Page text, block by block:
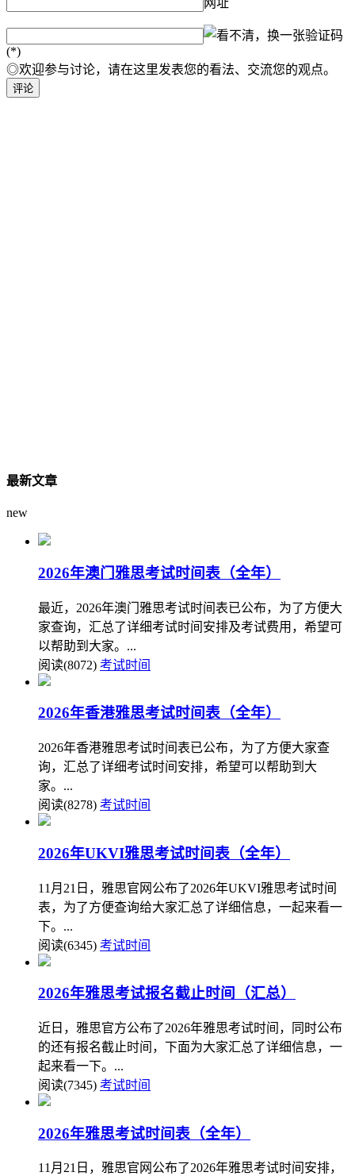
验证码
(*)
◎欢迎参与讨论，请在这里发表您的看法、交流您的观点。
最新文章
new
2026年澳门雅思考试时间表（全年）
最近，2026年澳门雅思考试时间表已公布，为了方便大
家查询，汇总了详细考试时间安排及考试费用，希望可
以帮助到大家。...
阅读(8072) 考试时间
2026年香港雅思考试时间表（全年）
2026年香港雅思考试时间表已公布，为了方便大家查
询，汇总了详细考试时间安排，希望可以帮助到大
家。...
阅读(8278) 考试时间
2026年UKVI雅思考试时间表（全年）
11月21日，雅思官网公布了2026年UKVI雅思考试时间
表，为了方便查询给大家汇总了详细信息，一起来看一
下。...
阅读(6345) 考试时间
2026年雅思考试报名截止时间（汇总）
近日，雅思官方公布了2026年雅思考试时间，同时公布
的还有报名截止时间，下面为大家汇总了详细信息，一
起来看一下。...
阅读(7345) 考试时间
2026年雅思考试时间表（全年）
11月21日，雅思官网公布了2026年雅思考试时间安排，